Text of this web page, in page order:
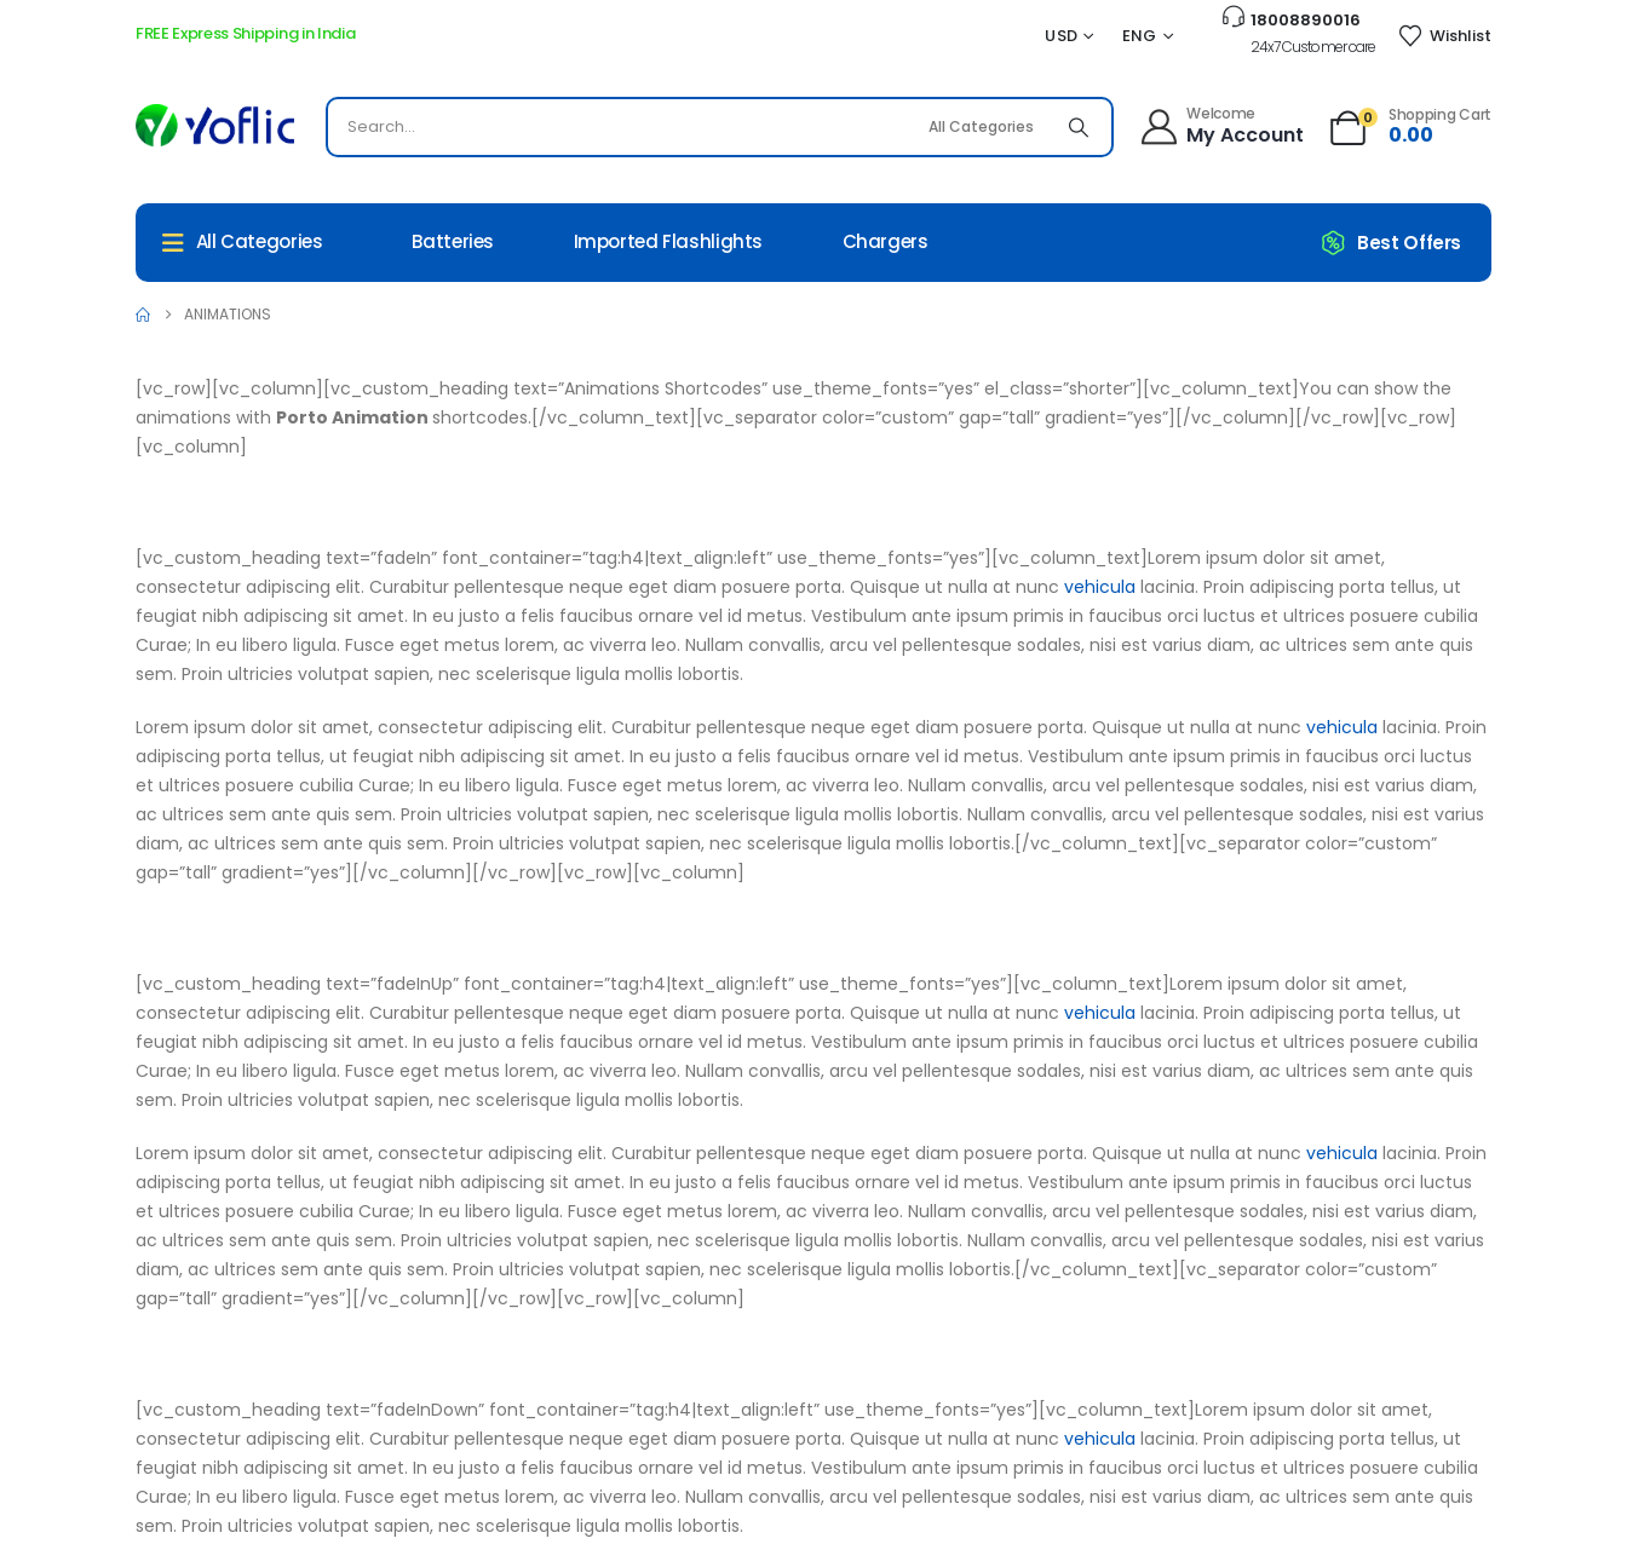
FREE Express Shipping in India USD ENG
18008890016
24x7 Customer care Wishlist
Welcome
My Account
0 Shopping Cart
0.00
All Categories Batteries Imported Flashlights Chargers Best Offers
ANIMATIONS
[vc_row][vc_column][vc_custom_heading text=”Animations Shortcodes” use_theme_fonts=”yes” el_class=”shorter”][vc_column_text]You can show the
animations with Porto Animation shortcodes.[/vc_column_text][vc_separator color=”custom” gap=”tall” gradient=”yes”][/vc_column][/vc_row][vc_row]
[vc_column]
[vc_custom_heading text=”fadeIn” font_container=”tag:h4|text_align:left” use_theme_fonts=”yes”][vc_column_text]Lorem ipsum dolor sit amet,
consectetur adipiscing elit. Curabitur pellentesque neque eget diam posuere porta. Quisque ut nulla at nunc vehicula lacinia. Proin adipiscing porta tellus, ut
feugiat nibh adipiscing sit amet. In eu justo a felis faucibus ornare vel id metus. Vestibulum ante ipsum primis in faucibus orci luctus et ultrices posuere cubilia
Curae; In eu libero ligula. Fusce eget metus lorem, ac viverra leo. Nullam convallis, arcu vel pellentesque sodales, nisi est varius diam, ac ultrices sem ante quis
sem. Proin ultricies volutpat sapien, nec scelerisque ligula mollis lobortis.
Lorem ipsum dolor sit amet, consectetur adipiscing elit. Curabitur pellentesque neque eget diam posuere porta. Quisque ut nulla at nunc vehicula lacinia. Proin
adipiscing porta tellus, ut feugiat nibh adipiscing sit amet. In eu justo a felis faucibus ornare vel id metus. Vestibulum ante ipsum primis in faucibus orci luctus
et ultrices posuere cubilia Curae; In eu libero ligula. Fusce eget metus lorem, ac viverra leo. Nullam convallis, arcu vel pellentesque sodales, nisi est varius diam,
ac ultrices sem ante quis sem. Proin ultricies volutpat sapien, nec scelerisque ligula mollis lobortis. Nullam convallis, arcu vel pellentesque sodales, nisi est varius
diam, ac ultrices sem ante quis sem. Proin ultricies volutpat sapien, nec scelerisque ligula mollis lobortis.[/vc_column_text][vc_separator color=”custom”
gap=”tall” gradient=”yes”][/vc_column][/vc_row][vc_row][vc_column]
[vc_custom_heading text=”fadeInUp” font_container=”tag:h4|text_align:left” use_theme_fonts=”yes”][vc_column_text]Lorem ipsum dolor sit amet,
consectetur adipiscing elit. Curabitur pellentesque neque eget diam posuere porta. Quisque ut nulla at nunc vehicula lacinia. Proin adipiscing porta tellus, ut
feugiat nibh adipiscing sit amet. In eu justo a felis faucibus ornare vel id metus. Vestibulum ante ipsum primis in faucibus orci luctus et ultrices posuere cubilia
Curae; In eu libero ligula. Fusce eget metus lorem, ac viverra leo. Nullam convallis, arcu vel pellentesque sodales, nisi est varius diam, ac ultrices sem ante quis
sem. Proin ultricies volutpat sapien, nec scelerisque ligula mollis lobortis.
Lorem ipsum dolor sit amet, consectetur adipiscing elit. Curabitur pellentesque neque eget diam posuere porta. Quisque ut nulla at nunc vehicula lacinia. Proin
adipiscing porta tellus, ut feugiat nibh adipiscing sit amet. In eu justo a felis faucibus ornare vel id metus. Vestibulum ante ipsum primis in faucibus orci luctus
et ultrices posuere cubilia Curae; In eu libero ligula. Fusce eget metus lorem, ac viverra leo. Nullam convallis, arcu vel pellentesque sodales, nisi est varius diam,
ac ultrices sem ante quis sem. Proin ultricies volutpat sapien, nec scelerisque ligula mollis lobortis. Nullam convallis, arcu vel pellentesque sodales, nisi est varius
diam, ac ultrices sem ante quis sem. Proin ultricies volutpat sapien, nec scelerisque ligula mollis lobortis.[/vc_column_text][vc_separator color=”custom”
gap=”tall” gradient=”yes”][/vc_column][/vc_row][vc_row][vc_column]
[vc_custom_heading text=”fadeInDown” font_container=”tag:h4|text_align:left” use_theme_fonts=”yes”][vc_column_text]Lorem ipsum dolor sit amet,
consectetur adipiscing elit. Curabitur pellentesque neque eget diam posuere porta. Quisque ut nulla at nunc vehicula lacinia. Proin adipiscing porta tellus, ut
feugiat nibh adipiscing sit amet. In eu justo a felis faucibus ornare vel id metus. Vestibulum ante ipsum primis in faucibus orci luctus et ultrices posuere cubilia
Curae; In eu libero ligula. Fusce eget metus lorem, ac viverra leo. Nullam convallis, arcu vel pellentesque sodales, nisi est varius diam, ac ultrices sem ante quis
sem. Proin ultricies volutpat sapien, nec scelerisque ligula mollis lobortis.